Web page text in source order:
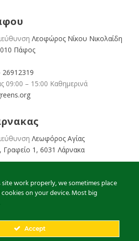
Λεοφώρος Νίκου Νικολαίδη
Πάφος
26912319
09:00 – 15:00 Καθημερινά
Λεωφόρος Αγίας
1, 6031 Λάρνακα
08:00 – 16:00 Καθημερινά
org
διατηρούνται
site work properly, we sometimes place
on your device. Most big
Accept